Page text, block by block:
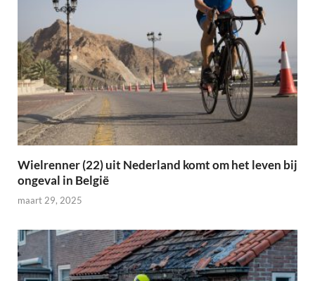
Wielrenner (22) uit Nederland komt om het leven bij
ongeval in België
maart 29, 2025